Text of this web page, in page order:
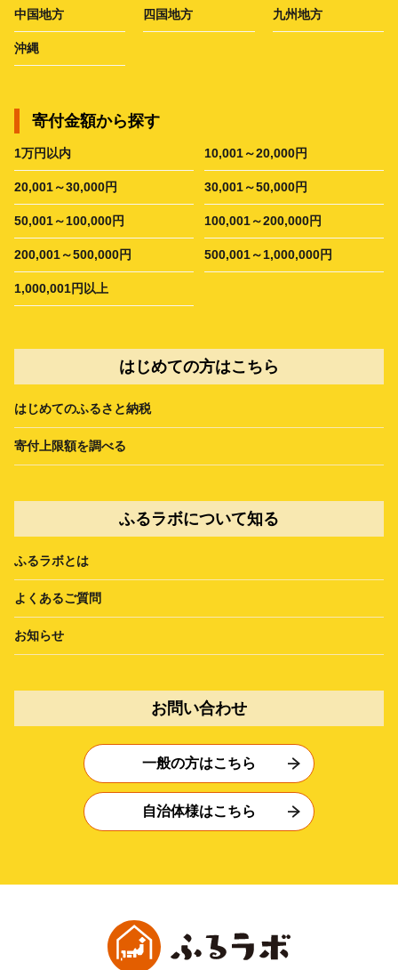
中国地方 四国地方 九州地方
沖縄
寄付金額から探す
1万円以内 10,001～20,000円
20,001～30,000円 30,001～50,000円
50,001～100,000円 100,001～200,000円
200,001～500,000円 500,001～1,000,000円
1,000,001円以上
はじめての方はこちら
はじめてのふるさと納税
寄付上限額を調べる
ふるラボについて知る
ふるラボとは
よくあるご質問
お知らせ
お問い合わせ
一般の方はこちら
自治体様はこちら